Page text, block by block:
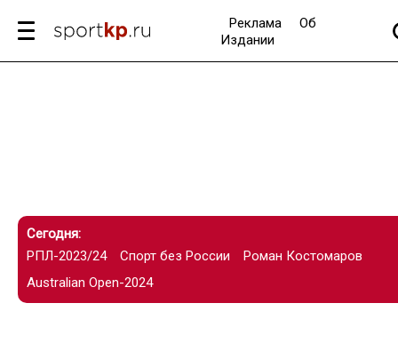
Реклама
Об
Издании
Сегодня:
РПЛ-2023/24
Спорт без России
Роман Костомаров
Australian Open-2024